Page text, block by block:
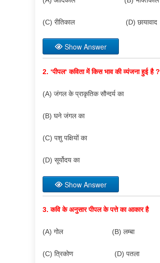
(C) रीतिकाल (D) छायावाद
Show Answer
2. ‘पीपल‘कविता में किस भाव की व्यंजना हुई है?
(A) जंगल के प्राकृतिक सौन्दर्य का
(B) घने जंगल का
(C) पशु पक्षियों का
(D) सूर्योदय का
Show Answer
3.कवि के अनुसार पीपल के पत्ते का आकार है
(A) गोल (B) लम्बा
(C) त्रिकोण (D) पतला